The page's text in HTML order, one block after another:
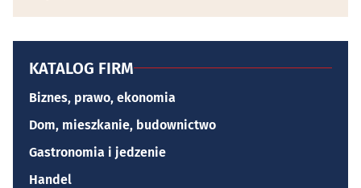
KATALOG FIRM
Biznes, prawo, ekonomia
Dom, mieszkanie, budownictwo
Gastronomia i jedzenie
Handel